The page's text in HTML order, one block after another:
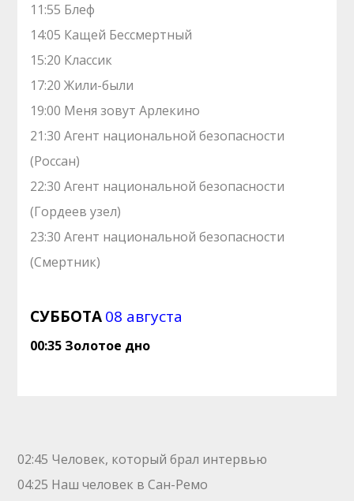
11:55 Блеф
14:05 Кащей Бессмертный
15:20 Классик
17:20 Жили-были
19:00 Меня зовут Арлекино
21:30 Агент национальной безопасности
(Россан)
22:30 Агент национальной безопасности
(Гордеев узел)
23:30 Агент национальной безопасности
(Смертник)
СУББОТА08 августа
00:35 Золотое дно
02:45 Человек, который брал интервью
04:25 Наш человек в Сан-Ремо